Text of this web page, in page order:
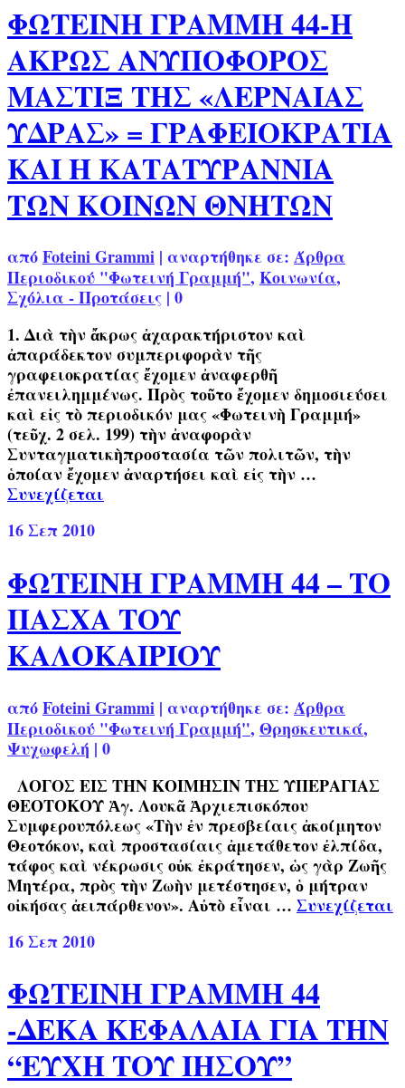
ΦΩΤΕΙΝΗ ΓΡΑΜΜΗ 44-Η
ΑΚΡΩΣ ΑΝΥΠΟΦΟΡΟΣ
ΜΑΣΤΙΞ ΤΗΣ «ΛΕΡΝΑΙΑΣ
ΥΔΡΑΣ» = ΓΡΑΦΕΙΟΚΡΑΤΙΑ
ΚΑΙ Η ΚΑΤΑΤΥΡΑΝΝΙΑ
ΤΩΝ ΚΟΙΝΩΝ ΘΝΗΤΩΝ
απόFoteini Grammi | αναρτήθηκε σε: Άρθρα
Περιοδικού "Φωτεινή Γραμμή", Κοινωνία,
Σχόλια - Προτάσεις | 0
1. Διὰ τὴν ἄκρως ἀχαρακτήριστον καὶ
ἀπαράδεκτον συμπεριφορὰν τῆς
γραφειοκρατίας ἔχομεν ἀναφερθῆ
ἐπανειλημμένως. Πρὸς τοῦτο ἔχομεν δημοσιεύσει
καὶ εἰς τὸ περιοδικόν μας «Φωτεινὴ Γραμμή»
(τεῦχ. 2 σελ. 199) τὴν ἀναφορὰν
Συνταγματικὴπροστασία τῶν πολιτῶν, τὴν
ὁποίαν ἔχομεν ἀναρτήσει καὶ εἰς τὴν …
Συνεχίζεται
16Σεπ 2010
ΦΩΤΕΙΝΗ ΓΡΑΜΜΗ 44 – ΤΟ
ΠΑΣΧΑ ΤΟΥ
ΚΑΛΟΚΑΙΡΙΟΥ
απόFoteini Grammi | αναρτήθηκε σε: Άρθρα
Περιοδικού "Φωτεινή Γραμμή", Θρησκευτικά,
Ψυχωφελή | 0
ΛΟΓΟΣ ΕΙΣ ΤΗΝ ΚΟΙΜΗΣΙΝ ΤΗΣ ΥΠΕΡΑΓΙΑΣ
ΘΕΟΤΟΚΟΥ Ἁγ. Λουκᾶ Ἀρχιεπισκόπου
Συμφερουπόλεως «Τὴν ἐν πρεσβείαις ἀκοίμητον
Θεοτόκον, καὶ προστασίαις ἀμετάθετον ἐλπίδα,
τάφος καὶ νέκρωσις οὐκ ἐκράτησεν, ὡς γὰρ Ζωῆς
Μητέρα, πρὸς τὴν Ζωὴν μετέστησεν, ὁ μήτραν
οἰκήσας ἀειπάρθενον». Αὐτὸ εἶναι … Συνεχίζεται
16Σεπ 2010
ΦΩΤΕΙΝΗ ΓΡΑΜΜΗ 44
-ΔΕΚΑ ΚΕΦΑΛΑΙΑ ΓΙΑ ΤΗΝ
“ΕΥΧΗ ΤΟΥ ΙΗΣΟΥ”